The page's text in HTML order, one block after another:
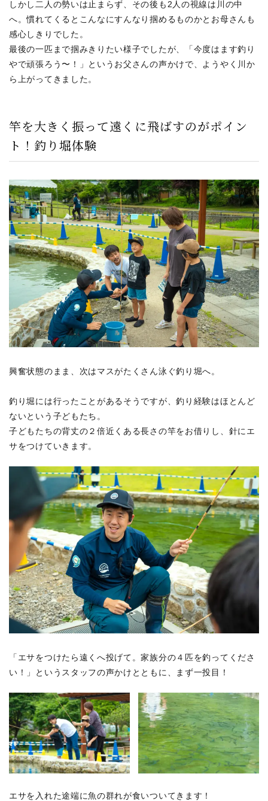
しかし二人の勢いは止まらず、その後も2人の視線は川の中
へ。慣れてくるとこんなにすんなり掴めるものかとお母さんも
感心しきりでした。
最後の一匹まで掴みきりたい様子でしたが、「今度はます釣り
やで頑張ろう〜！」というお父さんの声かけで、ようやく川か
ら上がってきました。
竿を大きく振って遠くに飛ばすのがポイン
ト！釣り堀体験
興奮状態のまま、次はマスがたくさん泳ぐ釣り堀へ。
釣り堀には行ったことがあるそうですが、釣り経験はほとんど
ないという子どもたち。
子どもたちの背丈の２倍近くある長さの竿をお借りし、針にエ
サをつけていきます。
「エサをつけたら遠くへ投げて。家族分の４匹を釣ってくださ
い！」というスタッフの声かけとともに、まず一投目！
エサを入れた途端に魚の群れが食いついてきます！